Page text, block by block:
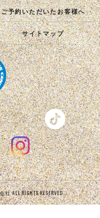
ご予約いただいたお客様へ
サイトマップ
ALL RIGHTS RESERVED.